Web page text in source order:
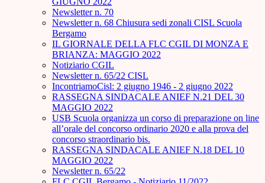
Newsletter n. 70
Newsletter n. 68 Chiusura sedi zonali CISL Scuola
Bergamo
IL GIORNALE DELLA FLC CGIL DI MONZA E
BRIANZA: MAGGIO 2022
Notiziario CGIL
Newsletter n. 65/22 CISL
IncontriamoCisl: 2 giugno 1946 - 2 giugno 2022
RASSEGNA SINDACALE ANIEF N.21 DEL 30
MAGGIO 2022
USB Scuola organizza un corso di preparazione on line
all’orale del concorso ordinario 2020 e alla prova del
concorso straordinario bis.
RASSEGNA SINDACALE ANIEF N.18 DEL 10
MAGGIO 2022
Newsletter n. 65/22